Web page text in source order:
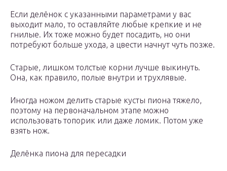
Если делёнок с указанными параметрами у вас
выходит мало, то оставляйте любые крепкие и не
гнилые. Их тоже можно будет посадить, но они
потребуют больше ухода, а цвести начнут чуть позже.
Старые, лишком толстые корни лучше выкинуть.
Она, как правило, полые внутри и трухлявые.
Иногда ножом делить старые кусты пиона тяжело,
поэтому на первоначальном этапе можно
использовать топорик или даже ломик. Потом уже
взять нож.
Делёнка пиона для пересадки